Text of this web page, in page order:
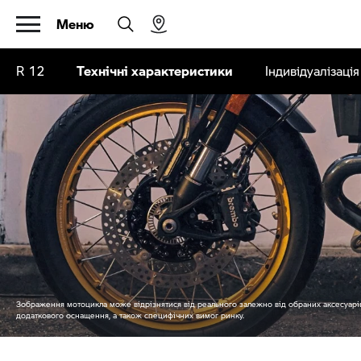
Меню
R 12 Технічні характеристики Індивідуалізація
Зображення мотоцикла може відрізнятися від реального залежно від обраних
додаткового оснащення, а також специфічних вимог ринку.